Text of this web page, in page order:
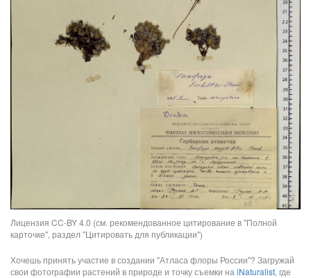
Лицензия CC-BY 4.0 (см. рекомендованное цитирование в "Полной
карточке", раздел "Цитировать для публикации")
Хочешь принять участие в создании "Атласа флоры России"? Загружай
свои фотографии растений в природе и точку съемки наiNaturalist, где